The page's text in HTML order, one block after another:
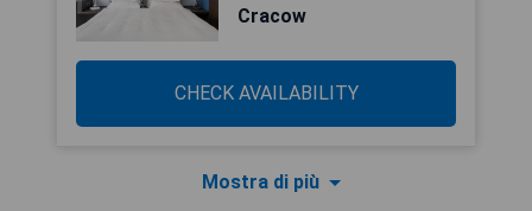
Cracow
CHECK AVAILABILITY
Mostra di più